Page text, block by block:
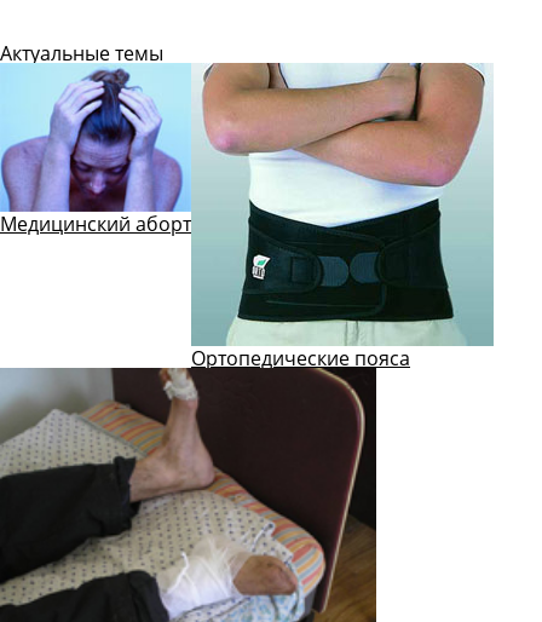
Актуальные темы
Медицинский аборт
Ортопедические пояса